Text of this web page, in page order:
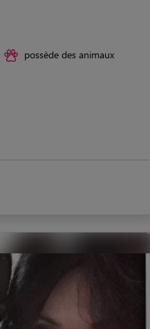
possède des animaux